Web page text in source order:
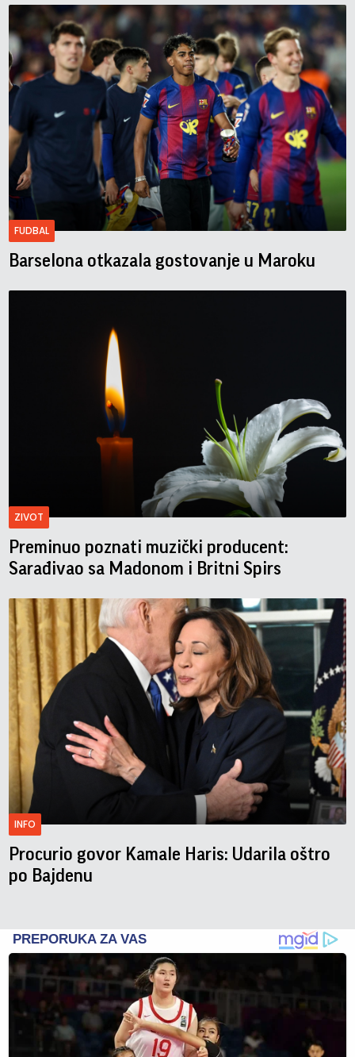
FUDBAL
Barselona otkazala gostovanje u Maroku
ZIVOT
Preminuo poznati muzički producent:
Sarađivao sa Madonom i Britni Spirs
INFO
Procurio govor Kamale Haris: Udarila oštro
po Bajdenu